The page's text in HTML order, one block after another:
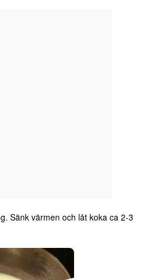
Sänk värmen och låt koka ca 2-3